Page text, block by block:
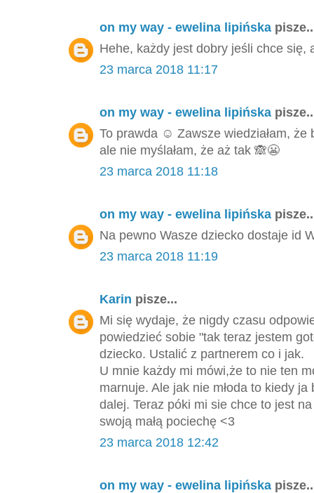
on my way - ewelina lipińska
Hehe, każdy jest dobry jeśli chce się,
23 marca 2018 11:17
on my way - ewelina lipińska
To prawda ☺️ Zawsze wiedziałam,
ale nie myślałam, że aż tak 🙈😬
23 marca 2018 11:18
on my way - ewelina lipińska
Na pewno Wasze dziecko dostaje id
23 marca 2018 11:19
Karin pisze...
Mi się wydaje, że nigdy czasu
powiedzieć sobie "tak teraz jestem
dziecko. Ustalić z partnerem co i jak.
U mnie każdy mi mówi,że to nie ten
marnuje. Ale jak nie młoda to kiedy ja
dalej. Teraz póki mi sie chce to jest
swoją małą pociechę <3
23 marca 2018 12:42
on my way - ewelina lipińska